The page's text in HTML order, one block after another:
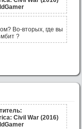
Во-вторых, где вы
?
Civil War (2016)